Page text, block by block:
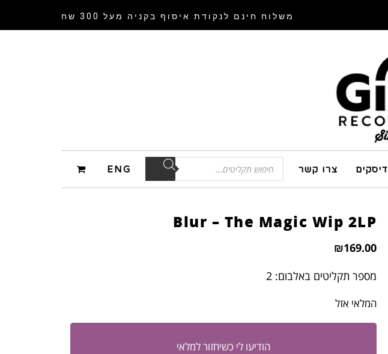
משלוח חינם לנקודת איסוף בקניה מעל 300 שח
דיסקים צרו קשר ENG
Blur – The Magic Wip 2LP
₪169.00
מספר תקליטים באלבום: 2
המלאי אזל
הודיעו לי כשיחזור למלאי